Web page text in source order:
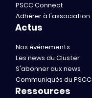
PSCC Connect
Adhérer à l'association
Actus
Nos événements
Les news du Cluster
S'abonner aux news
Communiqués du PSCC
Ressources